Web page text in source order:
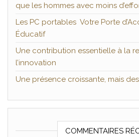
que les hommes avec moins
Les PC portables Votre Porte
Éducatif
Une contribution essentielle à la
l’innovation
Une présence croissante, mais
COMMENTAIRES